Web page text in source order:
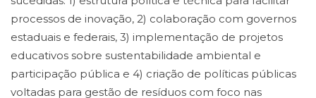
processos de inovação, 2) colaboração com governos
estaduais e federais, 3) implementação de projetos
educativos sobre sustentabilidade ambiental e
participação pública e 4) criação de políticas públicas
voltadas para gestão de resíduos com foco nas